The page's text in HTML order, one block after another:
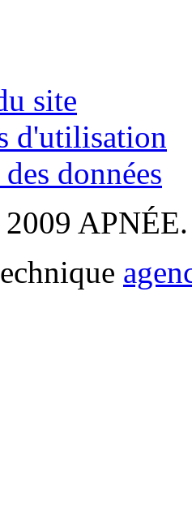
site
d'utilisation
données
APNÉE.